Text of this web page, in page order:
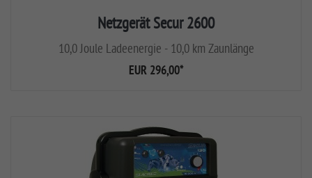
Netzgerät Secur 2600
10,0 Joule Ladeenergie - 10,0 km Zaunlänge
EUR 296,00*